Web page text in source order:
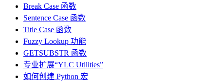
Break Case 函数
Sentence Case 函数
Title Case 函数
Fuzzy Lookup 功能
GETSUBSTR 函数
专业扩展“YLC Utilities”
如何创建 Python 宏